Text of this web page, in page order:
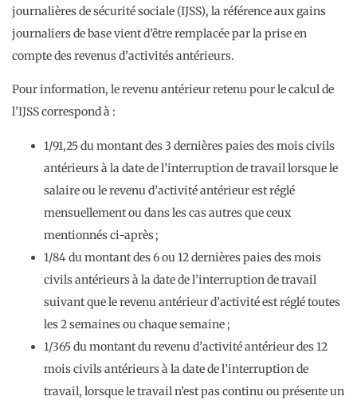
journalières de sécurité sociale (IJSS), la référence aux gains
journaliers de base vient d’être remplacée par la prise en
compte des revenus d’activités antérieurs.
Pour information, le revenu antérieur retenu pour le calcul de
l’IJSS correspond à :
1/91,25 du montant des 3 dernières paies des mois civils
antérieurs à la date de l’interruption de travail lorsque le
salaire ou le revenu d’activité antérieur est réglé
mensuellement ou dans les cas autres que ceux
mentionnés ci-après ;
1/84 du montant des 6 ou 12 dernières paies des mois
civils antérieurs à la date de l’interruption de travail
suivant que le revenu antérieur d’activité est réglé toutes
les 2 semaines ou chaque semaine ;
1/365 du montant du revenu d’activité antérieur des 12
mois civils antérieurs à la date de l’interruption de
travail, lorsque le travail n’est pas continu ou présente un